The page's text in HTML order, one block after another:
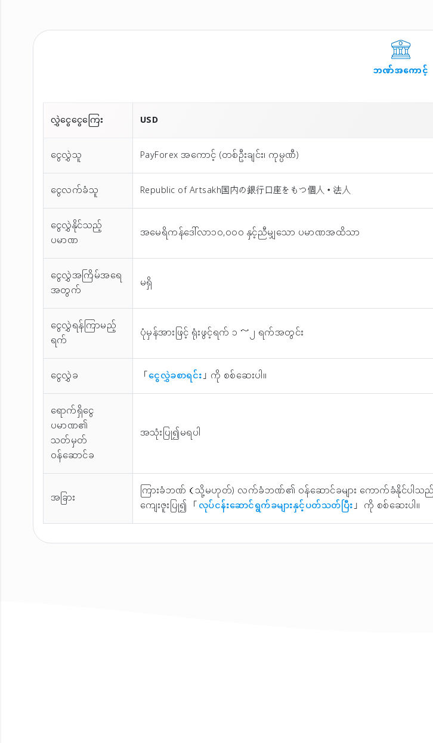
ဘဏ်အကောင့်
လွှဲငွေငွေကြေး
USD
ငွေလွှဲသူ
PayForex အကောင့် (တစ်ဦးချင်း၊ ကုမ္ပဏီ)
ငွေလက်ခံသူ
Republic of Artsakh国内の銀行口座をもつ個人・法人
ငွေလွှဲနိုင်သည့်
ပမာဏ
အမေရိကန်ဒေါ်လာ၁၀,၀၀၀ နှင့်ညီမျှသော ပမာဏအထိသာ
ငွေလွှဲအကြိမ်အ‌ရေ
အတွက်
မရှိ
ငွေလွှဲရန်ကြာမည့်
ရက်
ပုံမှန်အားဖြင့် ရုံးဖွင့်ရက် ၁ ～၂ ရက်အတွင်း
ငွေလွှဲခ 「ငွေလွှဲခစာရင်း」ကို စစ်ဆေးပါ။
ရောက်ရှိငွေ
ပမာဏ၏
သတ်မှတ်
ဝန်ဆောင်ခ
အသုံးပြု၍မရပါ
အခြား
ကြားခံဘဏ်（သို့မဟုတ်) လက်ခံဘဏ်၏ ဝန်ဆောင်ခများ ကောက်ခံနိုင်ပါသ
ကျေးဇူးပြု၍ 「လုပ်ငန်းဆောင်ရွက်ခများနှင့်ပတ်သတ်ပြီး」 ကို စစ်ဆေးပါ။